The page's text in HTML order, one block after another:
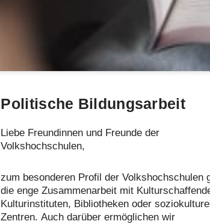
Politische Bildungsarbeit
Liebe Freundinnen und Freunde der
Volkshochschulen,
zum besonderen Profil der Volkshochschulen
die enge Zusammenarbeit mit
Kulturinstituten, Bibliotheken oder
Zentren. Auch darüber ermöglichen wir